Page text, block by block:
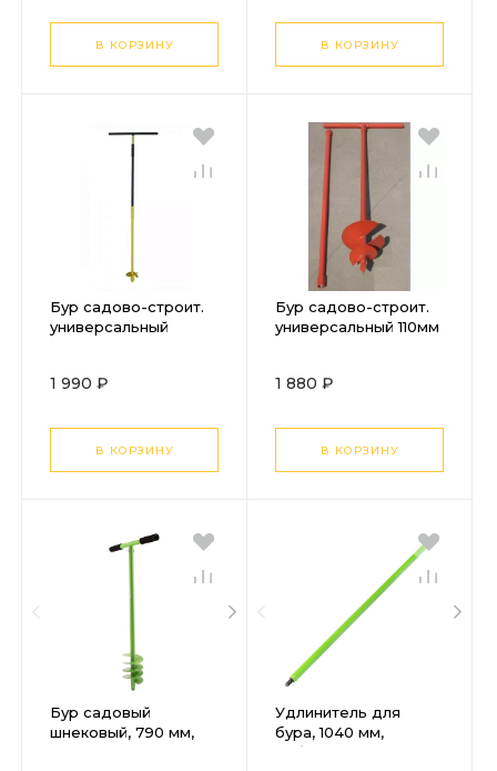
В КОРЗИНУ В КОРЗИНУ
Бур садово-строит.
универсальный
1 990 ₽
В КОРЗИНУ
Бур садово-строит.
универсальный 110мм
1 880 ₽
В КОРЗИНУ
Бур садовый
шнековый, 790 мм,
Удлинитель для
бура, 1040 мм,
Сибртех